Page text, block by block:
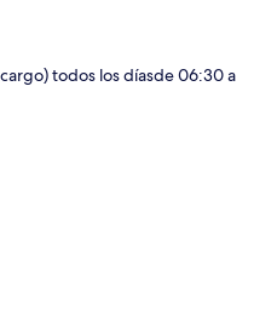
todos los díasde 06:30 a